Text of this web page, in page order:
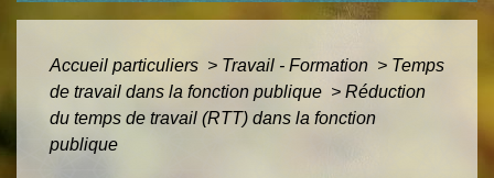
Accueil particuliers > Travail - Formation > Temps
de travail dans la fonction publique > Réduction
du temps de travail (RTT) dans la fonction
publique